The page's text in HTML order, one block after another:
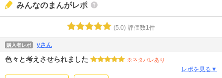
みんなのまんがレポ
(5.0) 評価数1 件
購入者レポ yさん
色々と考えさせられました ※ネタバレあり
レポを見る▼